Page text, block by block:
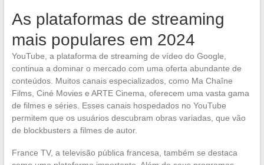
As plataformas de streaming
mais populares em 2024
YouTube, a plataforma de streaming de vídeo do Google,
continua a dominar o mercado com uma oferta abundante de
conteúdos. Muitos canais especializados, como Ma Chaîne
Films, Ciné Movies e ARTE Cinema, oferecem uma vasta gama
de filmes e séries. Esses canais hospedados no YouTube
permitem que os usuários descubram obras variadas, que vão
de blockbusters a filmes de autor.
France TV, a televisão pública francesa, também se destaca